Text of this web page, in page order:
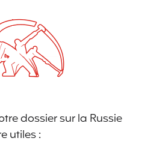
dossier sur la Russie
utiles :